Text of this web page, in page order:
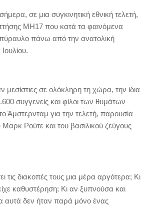
σε μια συγκινητική εθνική τελετή,
ΜΗ17 που κατά τα φαινόμενα
πάνω από την ανατολική
μεσίστιες σε ολόκληρη τη χώρα, την ίδια
συγγενείς και φίλοι των θυμάτων
Άμστερνταμ για την τελετή, παρουσία
Ρούτε και του βασιλικού ζεύγους
τις διακοπές τους μια μέρα αργότερα; Κι
καθυστέρηση; Κι αν ξυπνούσα και
αυτά δεν ήταν παρά μόνο ένας